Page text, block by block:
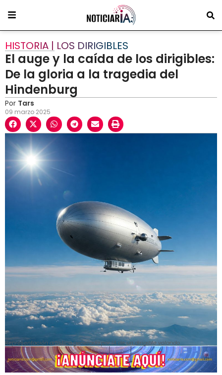
HISTORIA | LOS DIRIGIBLES
El auge y la caída de los dirigibles:
De la gloria a la tragedia del
Hindenburg
Por Tars
09 marzo 2025
Representación artística generada por IA de un dirigible volando